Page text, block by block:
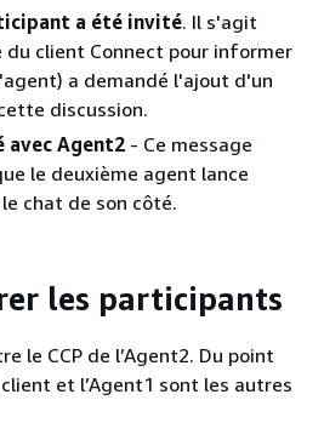
a été invité. Il s'agit
du client Connect pour informer
a demandé l'ajout d'un
discussion.
avec Agent2 - Ce message
le deuxième agent lance
chat de son côté.
les participants
le CCP de l’Agent2. Du point
et l’Agent1 sont les autres